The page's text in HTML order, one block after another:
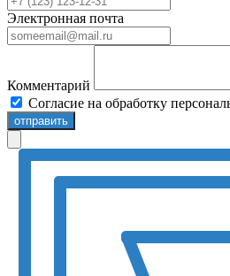
Электронная почта
Комментарий
Согласие на обработку
отправить